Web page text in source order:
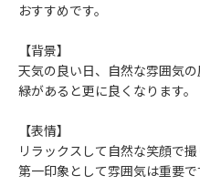
おすすめです。
【背景】
天気の良い日、自然な雰囲気
緑があると更に良くなります。
【表情】
リラックスして自然な笑顔で撮
第一印象として雰囲気は重要で